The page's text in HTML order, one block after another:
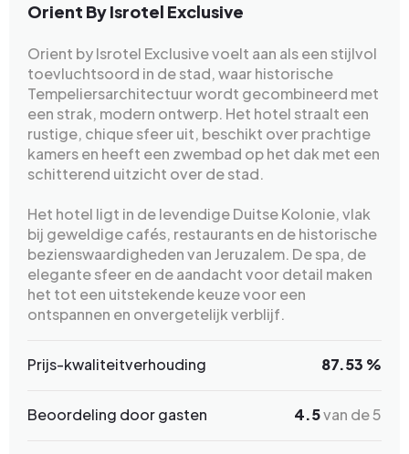
Orient By Isrotel Exclusive
Orient by Isrotel Exclusive voelt aan als een stijlvol
toevluchtsoord in de stad, waar historische
Tempeliersarchitectuur wordt gecombineerd met
een strak, modern ontwerp. Het hotel straalt een
rustige, chique sfeer uit, beschikt over prachtige
kamers en heeft een zwembad op het dak met een
schitterend uitzicht over de stad.
Het hotel ligt in de levendige Duitse Kolonie, vlak
bij geweldige cafés, restaurants en de historische
bezienswaardigheden van Jeruzalem. De spa, de
elegante sfeer en de aandacht voor detail maken
het tot een uitstekende keuze voor een
ontspannen en onvergetelijk verblijf.
Prijs-kwaliteitverhouding 87.53 %
Beoordeling door gasten 4.5van de 5